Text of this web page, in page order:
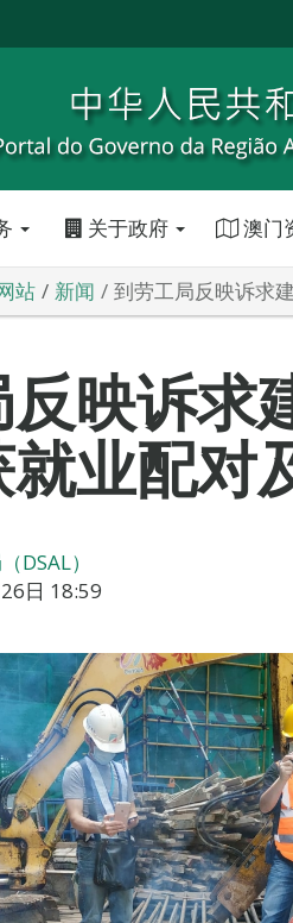
关于政府 澳门
站 新闻 到劳工局反映诉求
反映诉求
业配对
DSAL）
日 18:59